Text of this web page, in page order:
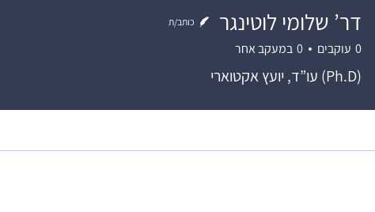
דר’ שלומי לוטינגר כותב/ת
0 עוקבים 0 במעקב אחר
(Ph.D) עו”ד, יועץ אקטוארי